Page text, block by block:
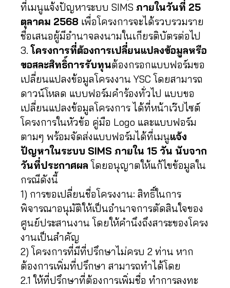
ที่เมนูแจ้งปัญหาระบบ SIMS ภายในวันที่ 25
ตุลาคม 2568 เพื่อโครงการจะได้รวบรวมราย
ชื่อเสนอผู้มีอำนาจลงนามในเกียรติบัตรต่อไป
3.โครงการที่ต้องการเปลี่ยนแปลงข้อมูลหรือ
ขอสละสิทธิ์การรับทุนต้องกรอกแบบฟอร์มขอ
เปลี่ยนแปลงข้อมูลโครงงาน YSC โดยสามารถ
ดาวน์โหลด แบบฟอร์มคำร้องทั่วไป แบบขอ
เปลี่ยนแปลงข้อมูลโครงการ ได้ที่หน้าเว๊ปไซต์
โครงการในหัวข้อ คู่มือ Logo และแบบฟอร์ม
ตามๆ พร้อมจัดส่งแบบฟอร์มได้ที่เมนูแจ้ง
ปัญหาในระบบ SIMS ภายใน 15 วัน นับจาก
วันที่ประกาศผล โดยอนุญาตให้แก้ไขข้อมูลใน
กรณีดังนี้
1) การขอเปลี่ยนชื่อโครงงาน: สิทธิ์ในการ
พิจารณาอนุมัติให้เป็นอำนาจการตัดสินใจของ
ศูนย์ประสานงาน โดยให้คำนึงถึงสาระของโครง
งานเป็นสำคัญ
2) โครงการที่มีที่ปรึกษาไม่ครบ 2 ท่าน หาก
ต้องการเพิ่มที่ปรึกษา สามารถทำได้โดย
2.1 ให้ที่ปรึกษาที่ต้องการเพิ่มชื่อ ทำการลงทะ